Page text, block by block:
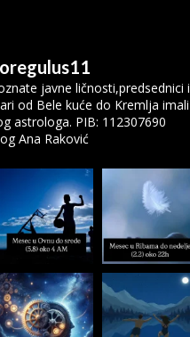
javne ličnosti,predsednici i
od Bele kuće do Kremlja imali
astrologa. PIB: 112307690
Ana Raković